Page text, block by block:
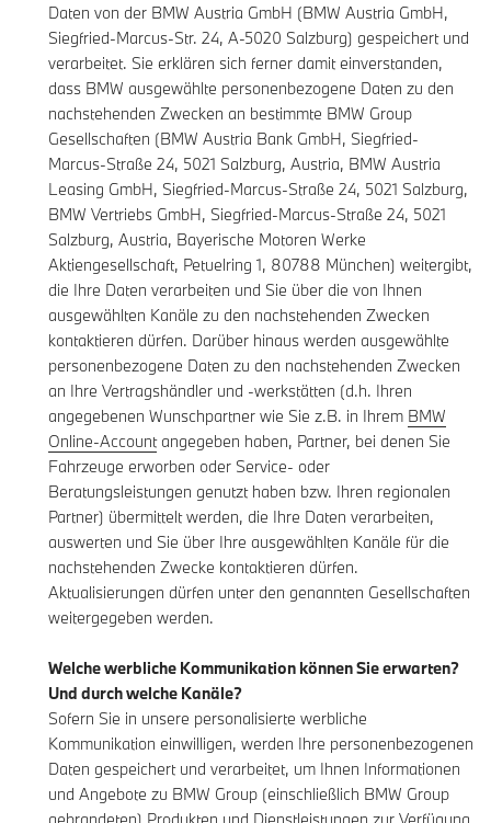
Daten von der BMW Austria GmbH (BMW Austria GmbH,
Siegfried-Marcus-Str. 24, A-5020 Salzburg) gespeichert und
verarbeitet. Sie erklären sich ferner damit einverstanden,
dass BMW ausgewählte personenbezogene Daten zu den
nachstehenden Zwecken an bestimmte BMW Group
Gesellschaften (BMW Austria Bank GmbH, Siegfried-
Marcus-Straße 24, 5021 Salzburg, Austria, BMW Austria
Leasing GmbH, Siegfried-Marcus-Straße 24, 5021 Salzburg,
BMW Vertriebs GmbH, Siegfried-Marcus-Straße 24, 5021
Salzburg, Austria, Bayerische Motoren Werke
Aktiengesellschaft, Petuelring 1, 80788 München) weitergibt,
die Ihre Daten verarbeiten und Sie über die von Ihnen
ausgewählten Kanäle zu den nachstehenden Zwecken
kontaktieren dürfen. Darüber hinaus werden ausgewählte
personenbezogene Daten zu den nachstehenden Zwecken
an Ihre Vertragshändler und -werkstätten (d.h. Ihren
angegebenen Wunschpartner wie Sie z.B. in Ihrem BMW
Online-Accountangegeben haben, Partner, bei denen Sie
Fahrzeuge erworben oder Service- oder
Beratungsleistungen genutzt haben bzw. Ihren regionalen
Partner) übermittelt werden, die Ihre Daten verarbeiten,
auswerten und Sie über Ihre ausgewählten Kanäle für die
nachstehenden Zwecke kontaktieren dürfen.
Aktualisierungen dürfen unter den genannten Gesellschaften
weitergegeben werden.
Welche werbliche Kommunikation können Sie erwarten?
Und durch welche Kanäle?
Sofern Sie in unsere personalisierte werbliche
Kommunikation einwilligen, werden Ihre personenbezogenen
Daten gespeichert und verarbeitet, um Ihnen Informationen
und Angebote zu BMW Group (einschließlich BMW Group